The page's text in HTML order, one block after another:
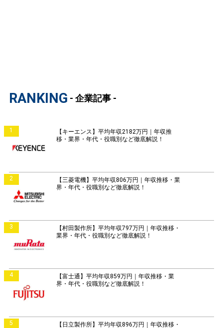
RANKING - 企業記事 -
1
【キーエンス】平均年収2182万円｜年収推
移・業界・年代・役職別など徹底解説！
2
【三菱電機】平均年収806万円｜年収推移・業
界・年代・役職別など徹底解説！
3
【村田製作所】平均年収797万円｜年収推移・
業界・年代・役職別など徹底解説！
4
【富士通】平均年収859万円｜年収推移・業
界・年代・役職別など徹底解説！
5 【日立製作所】平均年収896万円｜年収推移・